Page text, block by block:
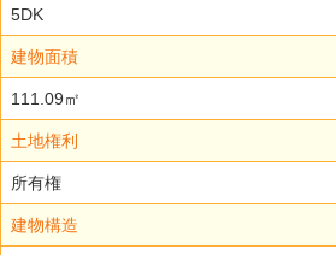
5DK
建物面積
111.09㎡
土地権利
所有権
建物構造